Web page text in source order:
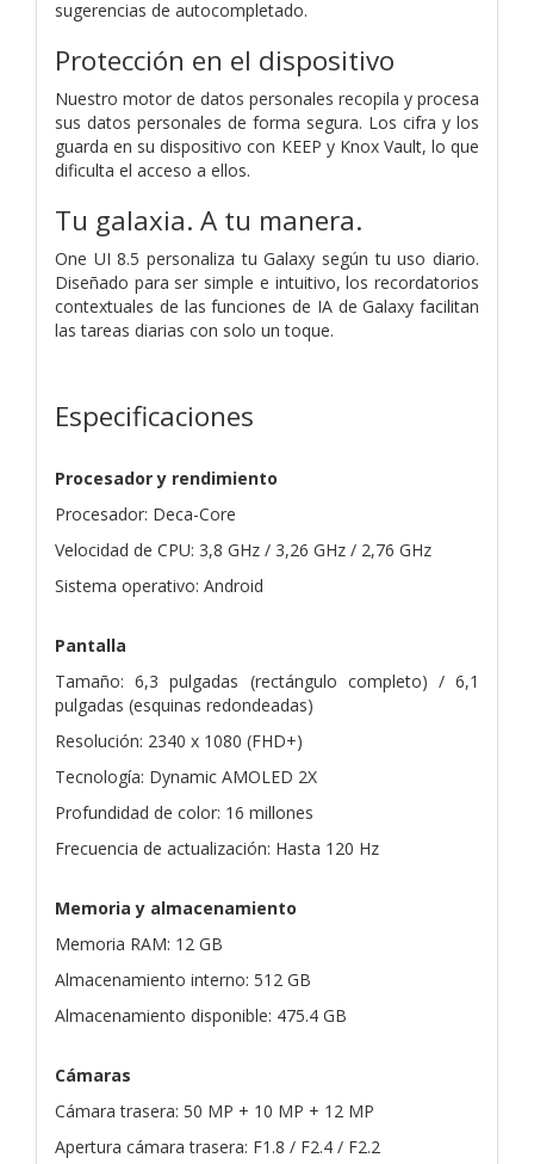
sugerencias de autocompletado.
Protección en el dispositivo
Nuestro motor de datos personales recopila y procesa
sus datos personales de forma segura. Los cifra y los
guarda en su dispositivo con KEEP y Knox Vault, lo que
dificulta el acceso a ellos.
Tu galaxia. A tu manera.
One UI 8.5 personaliza tu Galaxy según tu uso diario.
Diseñado para ser simple e intuitivo, los recordatorios
contextuales de las funciones de IA de Galaxy facilitan
las tareas diarias con solo un toque.
Especificaciones
Procesador y rendimiento
Procesador: Deca-Core
Velocidad de CPU: 3,8 GHz / 3,26 GHz / 2,76 GHz
Sistema operativo: Android
Pantalla
Tamaño: 6,3 pulgadas (rectángulo completo) / 6,1
pulgadas (esquinas redondeadas)
Resolución: 2340 x 1080 (FHD+)
Tecnología: Dynamic AMOLED 2X
Profundidad de color: 16 millones
Frecuencia de actualización: Hasta 120 Hz
Memoria y almacenamiento
Memoria RAM: 12 GB
Almacenamiento interno: 512 GB
Almacenamiento disponible: 475.4 GB
Cámaras
Cámara trasera: 50 MP + 10 MP + 12 MP
Apertura cámara trasera: F1.8 / F2.4 / F2.2